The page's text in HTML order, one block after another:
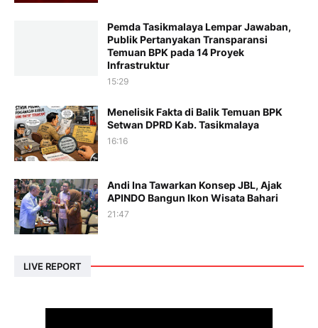
Pemda Tasikmalaya Lempar Jawaban,
Publik Pertanyakan Transparansi
Temuan BPK pada 14 Proyek
Infrastruktur
15:29
Menelisik Fakta di Balik Temuan BPK
Setwan DPRD Kab. Tasikmalaya
16:16
Andi Ina Tawarkan Konsep JBL, Ajak
APINDO Bangun Ikon Wisata Bahari
21:47
LIVE REPORT